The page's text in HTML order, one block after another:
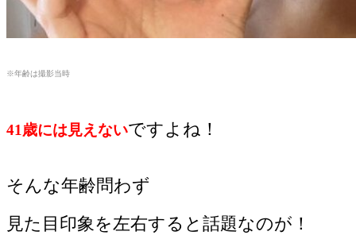
※年齢は撮影当時
41歳には見えないですよね！
そんな年齢問わず
見た目印象を左右すると話題なのが！